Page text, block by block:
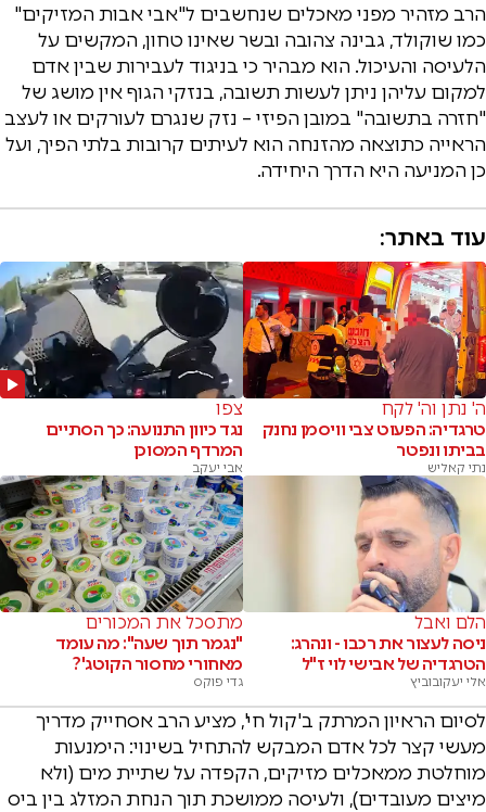
הרב מזהיר מפני מאכלים שנחשבים ל"אבי אבות המזיקים"
כמו שוקולד, גבינה צהובה ובשר שאינו טחון, המקשים על
הלעיסה והעיכול. הוא מבהיר כי בניגוד לעבירות שבין אדם
למקום עליהן ניתן לעשות תשובה, בנזקי הגוף אין מושג של
"חזרה בתשובה" במובן הפיזי – נזק שנגרם לעורקים או לעצב
הראייה כתוצאה מהזנחה הוא לעיתים קרובות בלתי הפיך, ועל
כן המניעה היא הדרך היחידה.
עוד באתר:
ה' נתן וה' לקח
טרגדיה: הפעוט צבי וויסמן נחנק
בביתו ונפטר
נתי קאליש
צפו
נגד כיוון התנועה: כך הסתיים
המרדף המסוכן
אבי יעקב
הלם ואבל
ניסה לעצור את רכבו - ונהרג:
הטרגדיה של אבישי לוי ז"ל
אלי יעקובוביץ
מתסכל את המכורים
"נגמר תוך שעה": מה עומד
מאחורי מחסור הקוטג'?
גדי פוקס
לסיום הראיון המרתק ב'קול חי', מציע הרב אסחייק מדריך
מעשי קצר לכל אדם המבקש להתחיל בשינוי: הימנעות
מוחלטת ממאכלים מזיקים, הקפדה על שתיית מים (ולא
מיצים מעובדים), ולעיסה ממושכת תוך הנחת המזלג בין ביס